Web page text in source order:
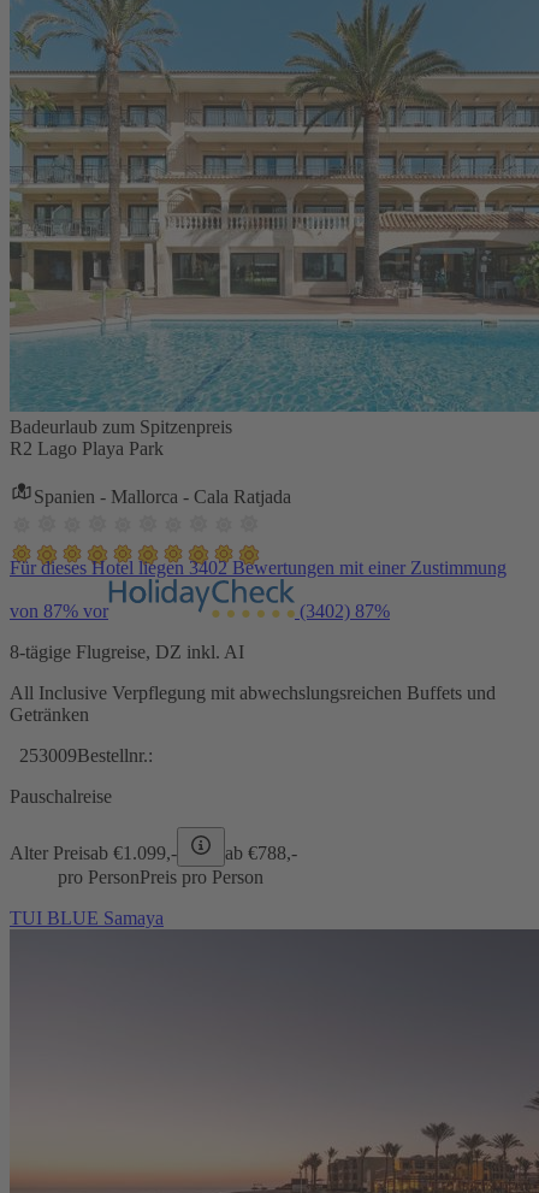
Badeurlaub zum Spitzenpreis
R2 Lago Playa Park
Spanien - Mallorca - Cala Ratjada
Für dieses Hotel liegen 3402 Bewertungen mit einer Zustimmung
von 87% vor (3402) 87%
8-tägige Flugreise, DZ inkl. AI
All Inclusive Verpflegung mit abwechslungsreichen Buffets und
Getränken
253009Bestellnr.:
Pauschalreise
Alter Preisab €1.099,- ab €788,-
pro PersonPreis pro Person
TUI BLUE Samaya